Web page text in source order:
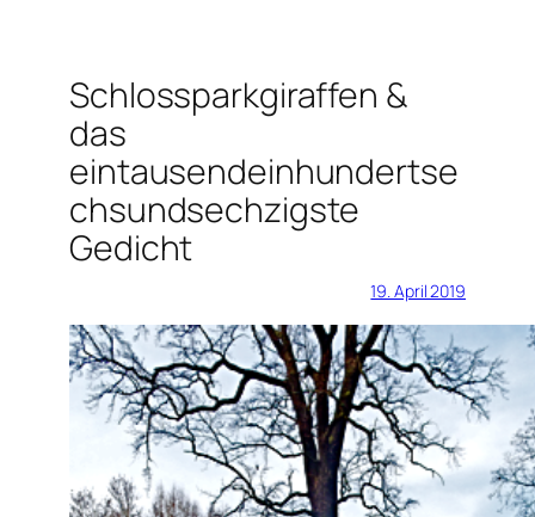
Schlossparkgiraffen &
das
eintausendeinhundertse
chsundsechzigste
Gedicht
19. April 2019